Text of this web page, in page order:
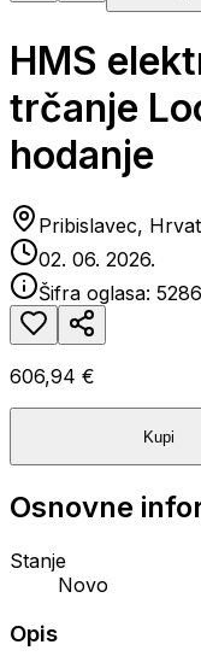
HMS
trčanje
hodanje
Pribislavec,
02. 06. 2026.
Šifra oglasa:
606,94 €
Kupi
Osnovne
Stanje
Novo
Opis